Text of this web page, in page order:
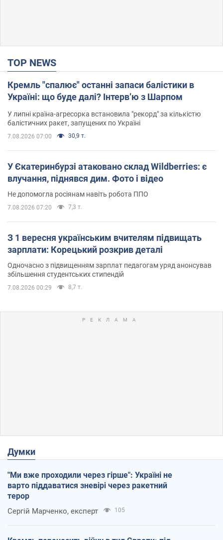
TOP NEWS
Кремль "спалює" останні запаси балістики в
Україні: що буде далі? Інтерв’ю з Шарпом
У липні країна-агресорка встановила "рекорд" за кількістю
балістичних ракет, запущених по Україні
7.08.2026 07:00 30,9 т.
У Єкатеринбурзі атаковано склад Wildberries: є
влучання, піднявся дим. Фото і відео
Не допомогла росіянам навіть робота ППО
7.08.2026 07:20 7,3 т.
З 1 вересня українським вчителям підвищать
зарплати: Корецький розкрив деталі
Одночасно з підвищенням зарплат педагогам уряд анонсував
збільшення студентських стипендій
7.08.2026 00:29 8,7 т.
Думки
"Ми вже проходили через гірше": Україні не
варто піддаватися зневірі через ракетний
терор
Сергій Марченко, експерт 105